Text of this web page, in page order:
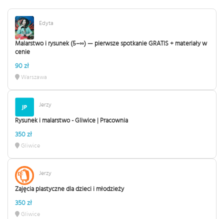
Edyta
Malarstwo i rysunek (5–∞) — pierwsze spotkanie GRATIS + materiały w
cenie
90 zł
Warszawa
Jerzy
Rysunek i malarstwo - Gliwice | Pracownia
350 zł
Gliwice
Jerzy
Zajęcia plastyczne dla dzieci i młodzieży
350 zł
Gliwice